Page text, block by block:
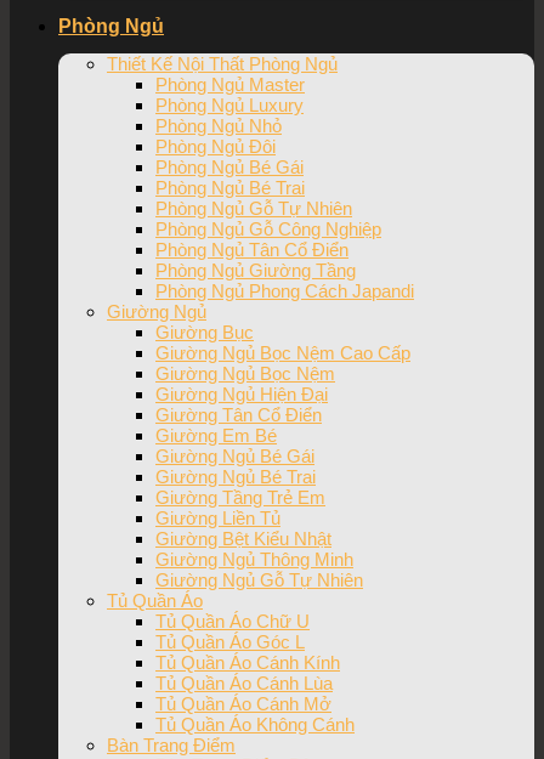
Phòng Ngủ
Thiết Kế Nội Thất Phòng Ngủ
Phòng Ngủ Master
Phòng Ngủ Luxury
Phòng Ngủ Nhỏ
Phòng Ngủ Đôi
Phòng Ngủ Bé Gái
Phòng Ngủ Bé Trai
Phòng Ngủ Gỗ Tự Nhiên
Phòng Ngủ Gỗ Công Nghiệp
Phòng Ngủ Tân Cổ Điển
Phòng Ngủ Giường Tầng
Phòng Ngủ Phong Cách Japandi
Giường Ngủ
Giường Bục
Giường Ngủ Bọc Nệm Cao Cấp
Giường Ngủ Bọc Nệm
Giường Ngủ Hiện Đại
Giường Tân Cổ Điển
Giường Em Bé
Giường Ngủ Bé Gái
Giường Ngủ Bé Trai
Giường Tầng Trẻ Em
Giường Liền Tủ
Giường Bệt Kiểu Nhật
Giường Ngủ Thông Minh
Giường Ngủ Gỗ Tự Nhiên
Tủ Quần Áo
Tủ Quần Áo Chữ U
Tủ Quần Áo Góc L
Tủ Quần Áo Cánh Kính
Tủ Quần Áo Cánh Lùa
Tủ Quần Áo Cánh Mở
Tủ Quần Áo Không Cánh
Bàn Trang Điểm